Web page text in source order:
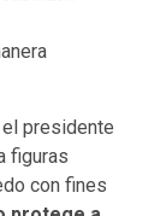
presidente
figuras
con fines